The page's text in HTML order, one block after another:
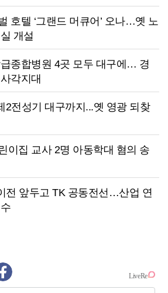
호텔 ‘그랜드 머큐어’ 오나…옛 노
개설
종합병원 4곳 모두 대구에… 경
각지대
2전성기 대구까지...옛 영광 되찾
이집 교사 2명 아동학대 혐의 송
전 앞두고 TK 공동전선…산업 연